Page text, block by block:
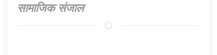
सामाजिक संजाल